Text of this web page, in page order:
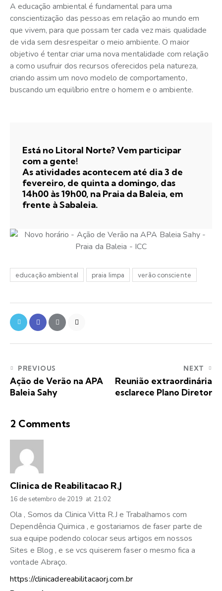
A educação ambiental é fundamental para uma
conscientização das pessoas em relação ao mundo em
que vivem, para que possam ter cada vez mais qualidade
de vida sem desrespeitar o meio ambiente. O maior
objetivo é tentar criar uma nova mentalidade com relação
a como usufruir dos recursos oferecidos pela natureza,
criando assim um novo modelo de comportamento,
buscando um equilíbrio entre o homem e o ambiente.
Está no Litoral Norte? Vem participar
com a gente!
As atividades acontecem até dia 3 de
fevereiro, de quinta a domingo, das
14h00 às 19h00, na Praia da Baleia, em
frente à Sabaleia.
educação ambiental praia limpa verão consciente
PREVIOUS
Ação de Verão na APA
Baleia Sahy
NEXT
Reunião extraordinária
esclarece Plano Diretor
2 Comments
Clinica de Reabilitacao R.J
16 de setembro de 2019 at 21:02
Ola , Somos da Clinica Vitta R.J e Trabalhamos com
Dependência Quimica , e gostariamos de faser parte de
sua equipe podendo colocar seus artigos em nossos
Sites e Blog , e se vcs quiserem faser o mesmo fica a
vontade Abraço.
https://clinicadereabilitacaorj.com.br